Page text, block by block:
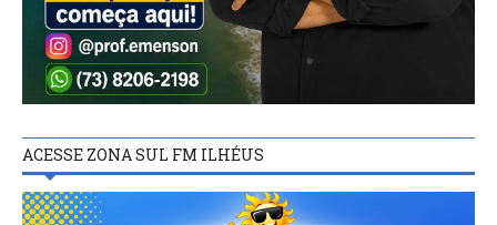
ACESSE ZONA SUL FM ILHÉUS